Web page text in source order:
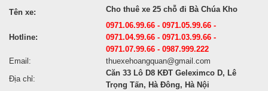
Tên xe: Cho thuê xe 25 chỗ đi Bà Chúa Kho
Hotline:
0971.06.99.66 - 0971.05.99.66 -
0971.04.99.66 - 0971.03.99.66 -
0971.07.99.66 - 0987.999.222
Email:
thuexehoangquan@gmail.com
Địa chỉ:
Căn 33 Lô D8 KĐT Geleximco D, Lê
Trọng Tấn, Hà Đông, Hà Nội